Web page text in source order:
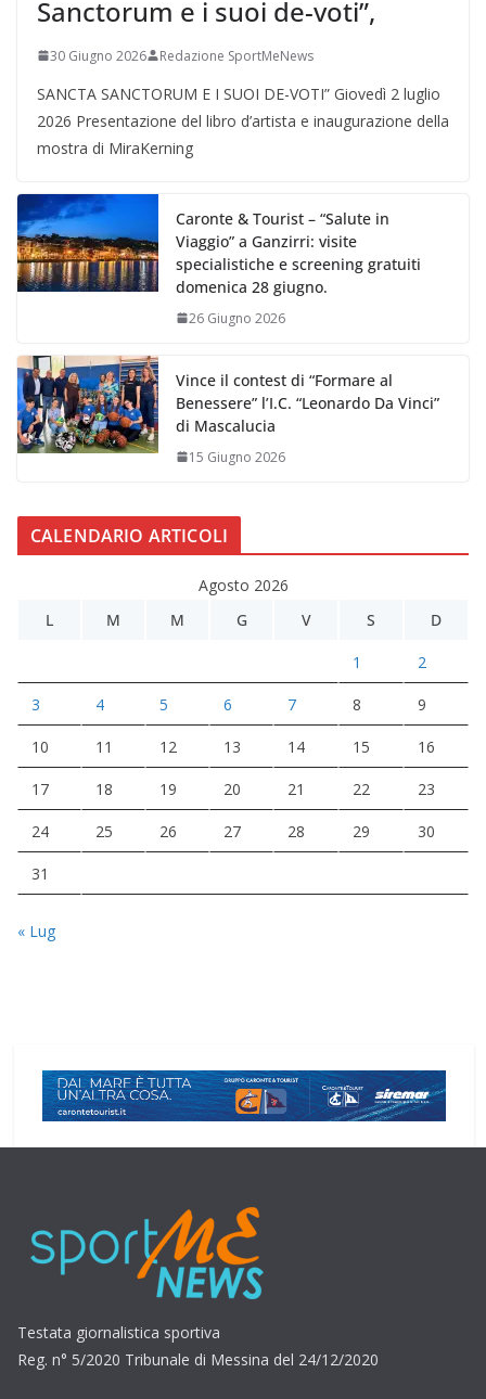
Sanctorum e i suoi de-voti”,
30 Giugno 2026 Redazione SportMeNews
SANCTA SANCTORUM E I SUOI DE-VOTI” Giovedì 2 luglio
2026 Presentazione del libro d’artista e inaugurazione della
mostra di MiraKerning
Caronte & Tourist – “Salute in
Viaggio” a Ganzirri: visite
specialistiche e screening gratuiti
domenica 28 giugno.
26 Giugno 2026
Vince il contest di “Formare al
Benessere” l’I.C. “Leonardo Da Vinci”
di Mascalucia
15 Giugno 2026
CALENDARIO ARTICOLI
Agosto 2026
L
M M G V S D
1 2
3 4 5 6 7 8 9
10 11 12 13 14 15 16
17 18 19 20 21 22 23
24 25 26 27 28 29 30
31
« Lug
Testata giornalistica sportiva
Reg. n° 5/2020 Tribunale di Messina del 24/12/2020